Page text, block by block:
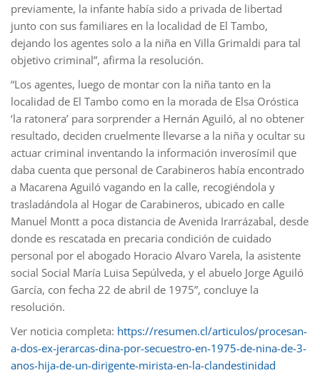
previamente, la infante había sido a privada de libertad
junto con sus familiares en la localidad de El Tambo,
dejando los agentes solo a la niña en Villa Grimaldi para tal
objetivo criminal”, afirma la resolución.
“Los agentes, luego de montar con la niña tanto en la
localidad de El Tambo como en la morada de Elsa Oróstica
‘la ratonera’ para sorprender a Hernán Aguiló, al no obtener
resultado, deciden cruelmente llevarse a la niña y ocultar su
actuar criminal inventando la información inverosímil que
daba cuenta que personal de Carabineros había encontrado
a Macarena Aguiló vagando en la calle, recogiéndola y
trasladándola al Hogar de Carabineros, ubicado en calle
Manuel Montt a poca distancia de Avenida Irarrázabal, desde
donde es rescatada en precaria condición de cuidado
personal por el abogado Horacio Alvaro Varela, la asistente
social Social María Luisa Sepúlveda, y el abuelo Jorge Aguiló
García, con fecha 22 de abril de 1975”, concluye la
resolución.
Ver noticia completa: https://resumen.cl/articulos/procesan-
a-dos-ex-jerarcas-dina-por-secuestro-en-1975-de-nina-de-3-
anos-hija-de-un-dirigente-mirista-en-la-clandestinidad